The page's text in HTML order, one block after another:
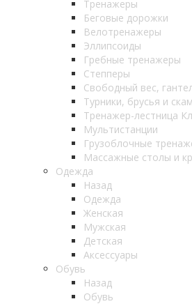
Тренажеры
Беговые дорожки
Велотренажеры
Эллипсоиды
Гребные тренажеры
Степперы
Свободный вес,
Турники, брусья и
Тренажер-лестница
Мультистанции
Грузоблочные
Массажные столы и
Одежда
Назад
Одежда
Женская
Мужская
Детская
Аксессуары
Обувь
Назад
Обувь